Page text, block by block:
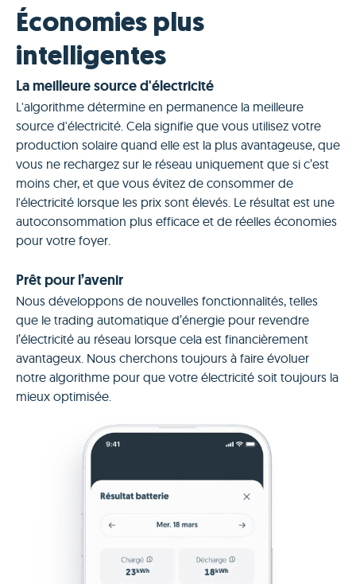
Économies plus
intelligentes
La meilleure source d'électricité
L'algorithme détermine en permanence la meilleure
source d'électricité. Cela signifie que vous utilisez votre
production solaire quand elle est la plus avantageuse, que
vous ne rechargez sur le réseau uniquement que si c’est
moins cher, et que vous évitez de consommer de
l'électricité lorsque les prix sont élevés. Le résultat est une
autoconsommation plus efficace et de réelles économies
pour votre foyer.
Prêt pour l’avenir
Nous développons de nouvelles fonctionnalités, telles
que le trading automatique d’énergie pour revendre
l’électricité au réseau lorsque cela est financièrement
avantageux. Nous cherchons toujours à faire évoluer
notre algorithme pour que votre électricité soit toujours la
mieux optimisée.